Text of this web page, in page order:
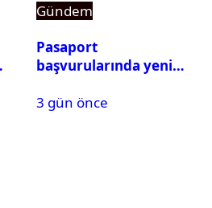
Gündem
Pasaport
başvurularında yeni
3 gün önce